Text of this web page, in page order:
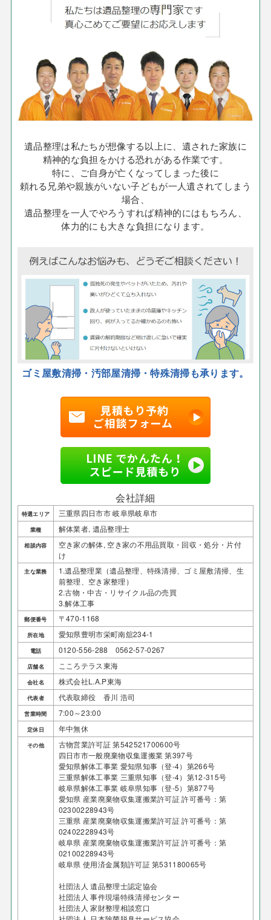
遺品整理は私たちが想像する以上に、遺された家族に
精神的な負担をかける恐れがある作業です。
特に、ご自身が亡くなってしまった後に
頼れる兄弟や親族がいない子どもが一人遺されてしまう
場合、
遺品整理を一人でやろうすれば精神的にはもちろん、
体力的にも大きな負担になります。
ゴミ屋敷清掃・汚部屋清掃・特殊清掃も承ります。
会社詳細
特選エリア 三重県四日市市 岐阜県岐阜市
業種 解体業者, 遺品整理士
相談内容
空き家の解体, 空き家の不用品買取・回収・処分・片付
け
主な業務
1.遺品整理業（遺品整理、特殊清掃、ゴミ屋敷清掃、生
前整理、空き家整理）
2.古物・中古・リサイクル品の売買
3.解体工事
郵便番号 〒470-1168
所在地 愛知県豊明市栄町南舘234-1
電話 0120-556-288 0562-57-0267
店舗名 こころテラス東海
会社名 株式会社L.A.P東海
代表者 代表取締役 香川 浩司
営業時間 7:00～23:00
定休日 年中無休
その他
古物営業許可証 第542521700600号
四日市市一般廃棄物収集運搬業 第397号
愛知県解体工事業 愛知県知事（登-4）第266号
三重県解体工事業 三重県知事（登-4）第12-315号
岐阜県解体工事業 岐阜県知事（登-5）第877号
愛知県 産業廃棄物収集運搬業許可証 許可番号：第
02300228943号
三重県 産業廃棄物収集運搬業許可証 許可番号：第
02402228943号
岐阜県 産業廃棄物収集運搬業許可証 許可番号：第
02100228943号
岐阜県 使用済金属類許可証 第531180065号
社団法人 遺品整理士認定協会
社団法人 事件現場特殊清掃センター
社団法人 家財整理相談窓口